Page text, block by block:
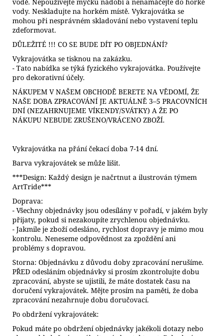
vodě. Nepoužívejte myčku nádobí a nenamáčejte do horké
vody. Neskladujte na horkém místě. Vykrajovátka se
mohou při nesprávném skladování nebo vystavení teplu
zdeformovat.
DŮLEŽITÉ !!! CO SE BUDE DÍT PO OBJEDNÁNÍ?
Vykrajovátka se tisknou na zakázku.
- Tato nabídka se týká fyzického vykrajovátka. Používejte
pro dekorativní účely.
NÁKUPEM V NAŠEM OBCHODĚ BERETE NA VĚDOMÍ, ŽE
NAŠE DOBA ZPRACOVÁNÍ JE AKTUÁLNĚ 3–5 PRACOVNÍCH
DNÍ (NEZAHRNUJEME VÍKENDY/SVÁTKY) A ŽE PO
NÁKUPU NEBUDE ZRUŠENO/VRÁCENO ZBOŽÍ.
Vykrajovátka na přání čekací doba 7-14 dní.
Barva vykrajovátek se může lišit.
***Design: Každý design je načrtnut a ilustrován týmem
ArtTride***
Doprava:
- Všechny objednávky jsou odesílány v pořadí, v jakém byly
přijaty, pokud si nezakoupíte zrychlenou objednávku.
- Jakmile je zboží odesláno, rychlost dopravy je mimo mou
kontrolu. Neneseme odpovědnost za zpoždění ani
problémy s dopravou.
Storna: Objednávku z důvodu doby zpracování nerušíme.
PŘED odesláním objednávky si prosím zkontrolujte dobu
zpracování, abyste se ujistili, že máte dostatek času na
doručení vykrajovátek. Mějte prosím na paměti, že doba
zpracování nezahrnuje dobu doručovací.
Po obdržení vykrajovátek:
Pokud máte po obdržení objednávky jakékoli dotazy nebo